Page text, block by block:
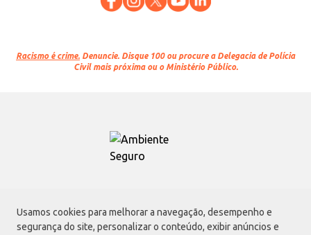
Usamos cookies para melhorar a navegação, desempenho e
segurança do site, personalizar o conteúdo, exibir anúncios e
Racismo é crime. Denuncie. Disque 100 ou procure a Delegacia de Polícia
Civil mais próxima ou o Ministério Público.
Atacadão S.A.
Avenida Morvan Dias de Figueiredo, 6169, Vila Maria, São Paulo - SP | CEP
02170-901 | CNPJ: 75.315.333/0001-09